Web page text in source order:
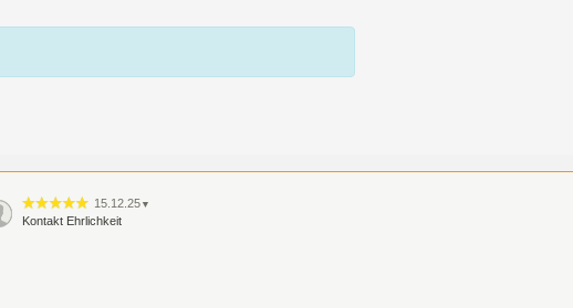
15.12.25 ▼
Kontakt Ehrlichkeit